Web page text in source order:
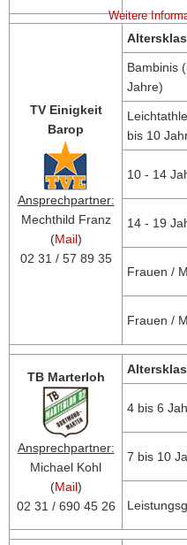
TV Einigkeit
Barop
Ansprechpartner:
Mechthild Franz
(Mail)
02 31 / 57 89 35
Bambinis
Jahre)
bis 10
10 - 14
14 - 19
Frauen /
Frauen /
TB Marterloh
Ansprechpartner:
Michael Kohl
(Mail)
02 31 / 690 45 26
4 bis 6
7 bis 10
Weitere